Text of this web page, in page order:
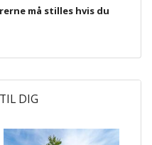
må stilles hvis du
DIG